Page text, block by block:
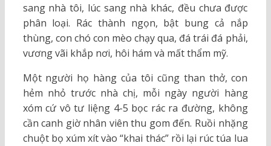
sang nhà tôi, lúc sang nhà khác, đều chưa được
phân loại. Rác thành ngọn, bật bung cả nắp
thùng, con chó con mèo chạy qua, đá trái đá phải,
vương vãi khắp nơi, hôi hám và mất thẩm mỹ.
Một người họ hàng của tôi cũng than thở, con
hẻm nhỏ trước nhà chị, mỗi ngày người hàng
xóm cứ vô tư liệng 4-5 bọc rác ra đường, không
cần canh giờ nhân viên thu gom đến. Ruồi nhặng
chuột bọ xúm xít vào “khai thác” rồi lại rúc túa lua